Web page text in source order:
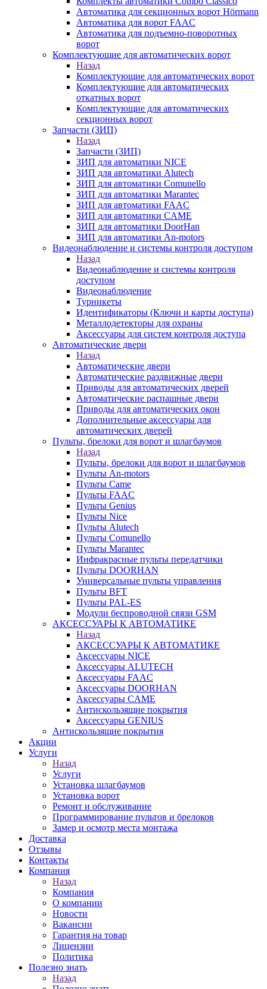
Автоматика для секционных ворот Hörmann
Автоматика для ворот FAAC
Автоматика для подъемно-поворотных
ворот
Комплектующие для автоматических ворот
Назад
Комплектующие для автоматических ворот
Комплектующие для автоматических
откатных ворот
Комплектующие для автоматических
секционных ворот
Запчасти (ЗИП)
Назад
Запчасти (ЗИП)
ЗИП для автоматики NICE
ЗИП для автоматики Alutech
ЗИП для автоматики Comunello
ЗИП для автоматики Marantec
ЗИП для автоматики FAAC
ЗИП для автоматики CAME
ЗИП для автоматики DoorHan
ЗИП для автоматики An-motors
Видеонаблюдение и системы контроля доступом
Назад
Видеонаблюдение и системы контроля
доступом
Видеонаблюдение
Турникеты
Идентификаторы (Ключи и карты доступа)
Металлодетекторы для охраны
Аксессуары для систем контроля доступа
Автоматические двери
Назад
Автоматические двери
Автоматические раздвижные двери
Приводы для автоматических дверей
Автоматические распашные двери
Приводы для автоматических окон
Дополнительные аксессуары для
автоматических дверей
Пульты, брелоки для ворот и шлагбаумов
Назад
Пульты, брелоки для ворот и шлагбаумов
Пульты An-motors
Пульты Came
Пульты FAAC
Пульты Genius
Пульты Nice
Пульты Alutech
Пульты Сomunello
Пульты Marantec
Инфракрасные пульты передатчики
Пульты DOORHAN
Универсальные пульты управления
Пульты BFT
Пульты PAL-ES
Модули беспроводной связи GSM
АКСЕССУАРЫ К АВТОМАТИКЕ
Назад
АКСЕССУАРЫ К АВТОМАТИКЕ
Аксессуары NICE
Аксессуары ALUTECH
Аксессуары FAAC
Аксессуары DOORHAN
Аксессуары CAME
Антискользящие покрытия
Аксессуары GENIUS
Антискользящие покрытия
Акции
Услуги
Назад
Услуги
Установка шлагбаумов
Установка ворот
Ремонт и обслуживание
Программирование пультов и брелоков
Замер и осмотр места монтажа
Доставка
Отзывы
Контакты
Компания
Назад
Компания
О компании
Новости
Вакансии
Гарантия на товар
Лицензии
Политика
Полезно знать
Назад